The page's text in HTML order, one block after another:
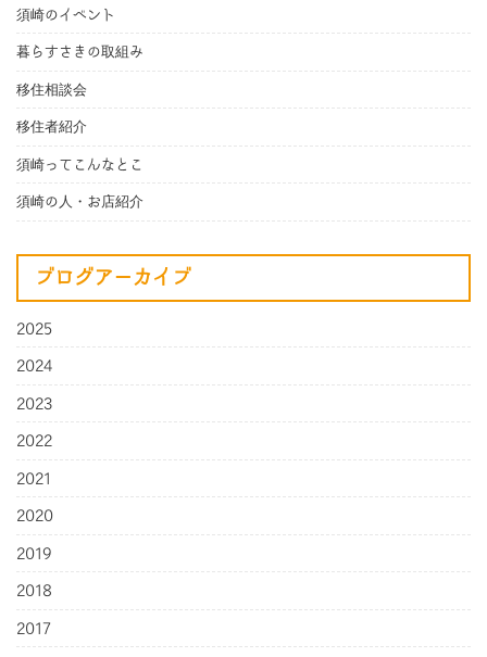
須崎のイベント
暮らすさきの取組み
移住相談会
移住者紹介
須崎ってこんなとこ
須崎の人・お店紹介
ブログアーカイブ
2025
2024
2023
2022
2021
2020
2019
2018
2017